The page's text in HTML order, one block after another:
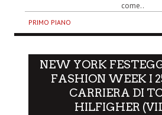
come..
PRIMO PIANO
NEW YORK
FASHION WEEK I
CARRIERA DI
HILFIGHER